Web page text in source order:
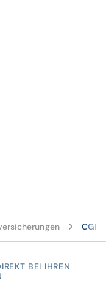
CGM
BEI IHREN